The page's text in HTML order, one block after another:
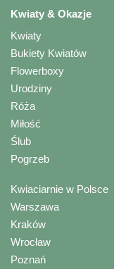
Kwiaty & Okazje
Kwiaty
Bukiety Kwiatów
Flowerboxy
Urodziny
Róża
Miłość
Ślub
Pogrzeb
Kwiaciarnie w Polsce
Warszawa
Kraków
Wrocław
Poznań